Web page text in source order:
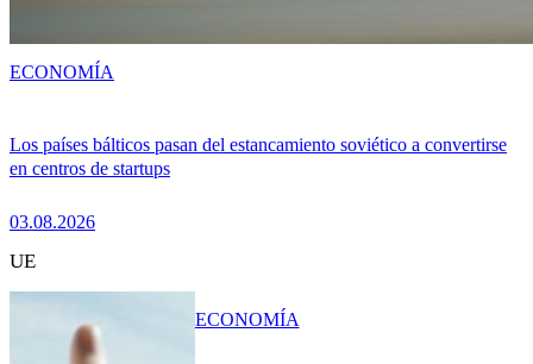
Los países bálticos pasan del estancamiento soviético a convertirse
en centros de startups
03.08.2026
ECONOMÍA
UE
ECONOMÍA